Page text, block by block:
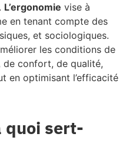
L’ergonomie vise à
en tenant compte des
et sociologiques.
les conditions de
de confort, de qualité,
en optimisant l’efficacité
quoi sert-